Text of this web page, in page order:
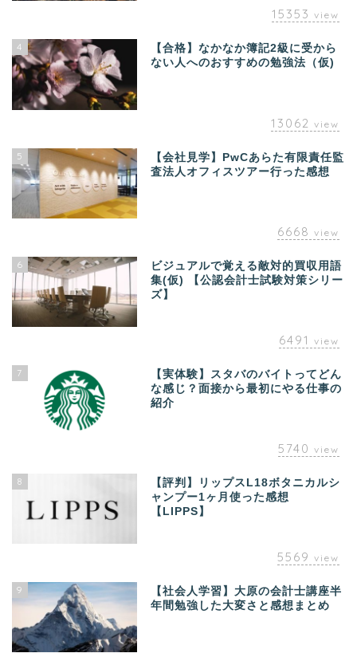
15353 view
4
【合格】なかなか簿記2級に受から
ない人へのおすすめの勉強法（仮)
13062 view
5
【会社見学】PwCあらた有限責任監
査法人オフィスツアー行った感想
6668 view
6
ビジュアルで覚える敵対的買収用語
集(仮) 【公認会計士試験対策シリー
ズ】
6491 view
7
【実体験】スタバのバイトってどん
な感じ？面接から最初にやる仕事の
紹介
5740 view
8
【評判】リップスL18ボタニカルシ
ャンプー1ヶ月使った感想
【LIPPS】
5569 view
9
【社会人学習】大原の会計士講座半
年間勉強した大変さと感想まとめ